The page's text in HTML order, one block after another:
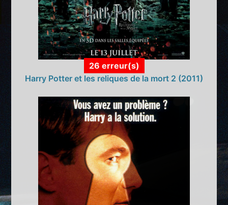
26 erreur(s)
Harry Potter et les reliques de la mort 2 (2011)